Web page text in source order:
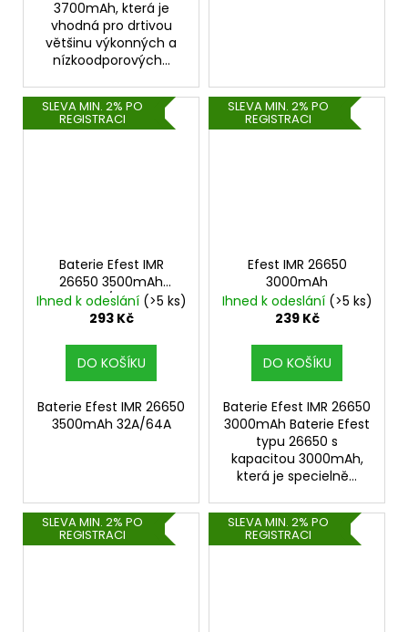
3700mAh, která je
vhodná pro drtivou
většinu výkonných a
nízkoodporových...
SLEVA MIN. 2% PO
REGISTRACI
Baterie Efest IMR
26650 3500mAh
32A/64A
Ihned k odeslání (>5 ks)
293 Kč
DO KOŠÍKU
Baterie Efest IMR 26650
3500mAh 32A/64A
SLEVA MIN. 2% PO
REGISTRACI
Efest IMR 26650
3000mAh
Ihned k odeslání (>5 ks)
239 Kč
DO KOŠÍKU
Baterie Efest IMR 26650
3000mAh Baterie Efest
typu 26650 s
kapacitou 3000mAh,
která je specielně...
SLEVA MIN. 2% PO
REGISTRACI
SLEVA MIN. 2% PO
REGISTRACI